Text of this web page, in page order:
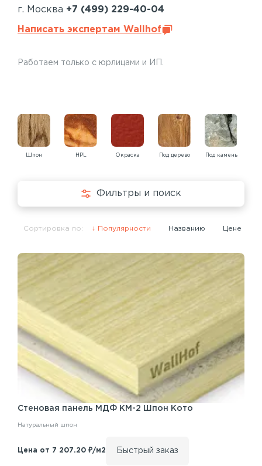
г. Москва +7 (499) 229-40-04
Написать экспертам Wallhof
Работаем только с юрлицами и ИП.
Шпон HPL Окраска Под дерево Под камень
Фильтры и поиск
Сортировка по: Популярности Названию Цене
Стеновая панель МДФ КМ-2 Шпон Кото
Натуральный шпон
Цена от 7 207.20 ₽/м2 Быстрый заказ